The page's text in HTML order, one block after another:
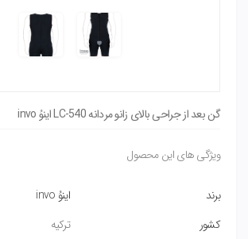
گن بعد از جراحی بالای زانو مردانه LC-540 اینوُ invo
ویژگی های این محصول
برند
اینوُ invo
کشور
ترکیه